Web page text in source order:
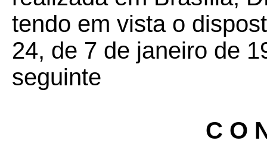
tendo em vista o
24, de 7 de janeiro de
seguinte
C O